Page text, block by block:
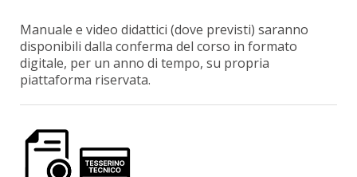
Manuale e video didattici (dove previsti) saranno
disponibili dalla conferma del corso in formato
digitale, per un anno di tempo, su propria
piattaforma riservata.